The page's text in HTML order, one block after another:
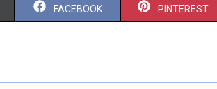
S
R
FACEBOOK S
R
PINTEREST